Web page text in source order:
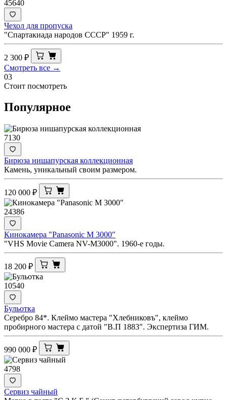
45640
Чехол для пропуска
"Спартакиада народов СССР" 1959 г.
2 300 ₽
Смотреть все →
03
Стоит посмотреть
Популярное
7130
Бирюза нишапурская коллекционная
Камень, уникальный своим размером.
120 000 ₽
24386
Кинокамера "Panasonic M 3000"
"VHS Movie Camera NV-M3000". 1960-е годы.
18 200 ₽
10540
Бульотка
Серебро 84*. Клеймо мастера "Хлебниковъ", клеймо
пробирного мастера с датой "В.П 1883". Экспертиза ГИМ.
990 000 ₽
4798
Сервиз чайный